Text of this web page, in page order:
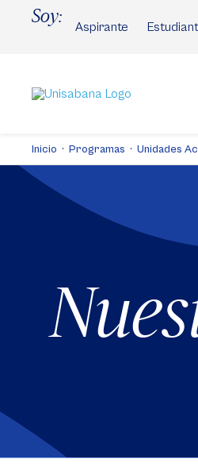
Soy:
Aspirante
Inicio Programas Unidades